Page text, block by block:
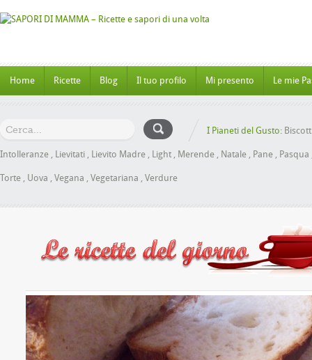
Home Ricette Blog Il tuo profilo Mi presento Le mie
I Pianeti del Gusto:
Intolleranze , Lievitati , Lievito Madre , Light , Merende , Natale , Pane , Pasqua
Torte , Uova , Vegana , Vegetariana , Verdure
Panbrioche al Miele senza
uova